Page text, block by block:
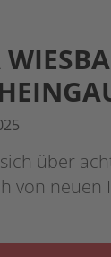
über
von neuen